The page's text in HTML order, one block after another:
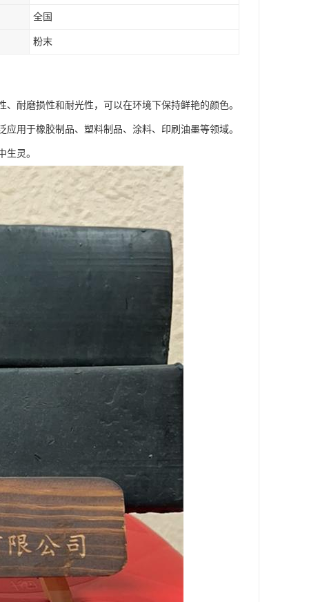
全国
粉末
耐磨损性和耐光性，可以在环境下保持鲜艳的颜色。
用于橡胶制品、塑料制品、涂料、印刷油墨等领域。
灵。